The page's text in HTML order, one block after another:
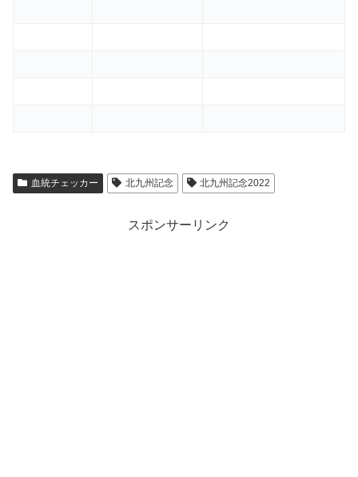
血統チェッカー 北九州記念 北九州記念2022
スポンサーリンク